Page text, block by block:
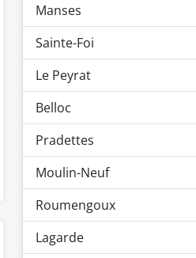
Manses
Sainte-Foi
Le Peyrat
Belloc
Pradettes
Moulin-Neuf
Roumengoux
Lagarde